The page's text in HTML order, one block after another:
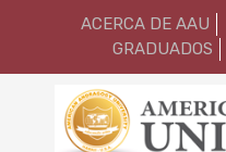
ACERCA DE AAU
GRADUADOS